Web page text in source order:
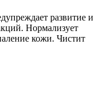
развитие и
Нормализует
кожи. Чистит